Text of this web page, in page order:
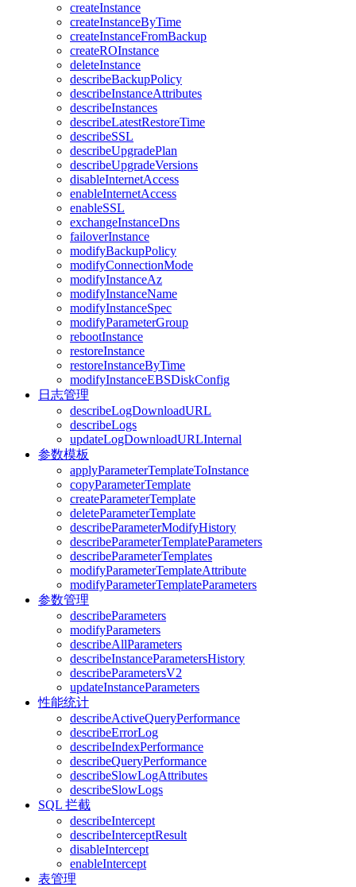
createInstance
createInstanceByTime
createInstanceFromBackup
createROInstance
deleteInstance
describeBackupPolicy
describeInstanceAttributes
describeInstances
describeLatestRestoreTime
describeSSL
describeUpgradePlan
describeUpgradeVersions
disableInternetAccess
enableInternetAccess
enableSSL
exchangeInstanceDns
failoverInstance
modifyBackupPolicy
modifyConnectionMode
modifyInstanceAz
modifyInstanceName
modifyInstanceSpec
modifyParameterGroup
rebootInstance
restoreInstance
restoreInstanceByTime
modifyInstanceEBSDiskConfig
日志管理
describeLogDownloadURL
describeLogs
updateLogDownloadURLInternal
参数模板
applyParameterTemplateToInstance
copyParameterTemplate
createParameterTemplate
deleteParameterTemplate
describeParameterModifyHistory
describeParameterTemplateParameters
describeParameterTemplates
modifyParameterTemplateAttribute
modifyParameterTemplateParameters
参数管理
describeParameters
modifyParameters
describeAllParameters
describeInstanceParametersHistory
describeParametersV2
updateInstanceParameters
性能统计
describeActiveQueryPerformance
describeErrorLog
describeIndexPerformance
describeQueryPerformance
describeSlowLogAttributes
describeSlowLogs
SQL 拦截
describeIntercept
describeInterceptResult
disableIntercept
enableIntercept
表管理